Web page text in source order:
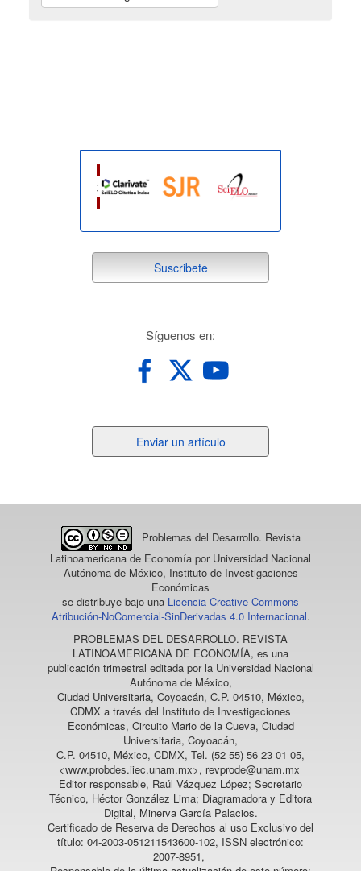
suscribete
Suscribete
Síguenos en:
un
Enviar un artículo
Problemas del Desarrollo. Revista
Latinoamericana de Economía por Universidad Nacional
Autónoma de México, Instituto de Investigaciones
Económicas
se distribuye bajo una Licencia Creative Commons
Atribución-NoComercial-SinDerivadas 4.0 Internacional.
PROBLEMAS DEL DESARROLLO. REVISTA
LATINOAMERICANA DE ECONOMÍA, es una
publicación trimestral editada por la Universidad Nacional
Autónoma de México,
Ciudad Universitaria, Coyoacán, C.P. 04510, México,
CDMX a través del Instituto de Investigaciones
Económicas, Circuito Mario de la Cueva, Ciudad
Universitaria, Coyoacán,
C.P. 04510, México, CDMX, Tel. (52 55) 56 23 01 05,
<www.probdes.iiec.unam.mx>, revprode@unam.mx
Editor responsable, Raúl Vázquez López; Secretario
Técnico, Héctor González Lima; Diagramadora y Editora
Digital, Minerva García Palacios.
Certificado de Reserva de Derechos al uso Exclusivo del
título: 04-2003-051211543600-102, ISSN electrónico:
2007-8951,